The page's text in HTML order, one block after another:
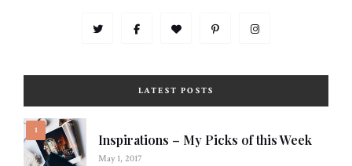
LATEST POSTS
Inspirations – My Picks of this Week
May 1, 2017